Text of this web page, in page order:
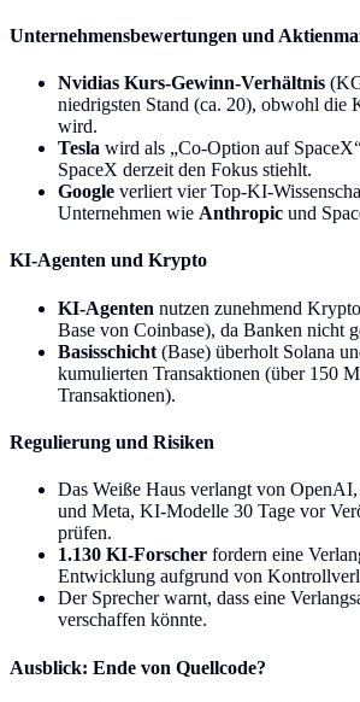
Unternehmensbewertungen und
Nvidias Kurs-Gewinn-Verhältnis
niedrigsten Stand (ca. 20), obwohl die
wird.
Tesla wird als „Co-Option auf
SpaceX derzeit den Fokus stiehlt.
Google verliert vier Top-KI-
Unternehmen wie Anthropic und
KI-Agenten und Krypto
KI-Agenten nutzen zunehmend
Base von Coinbase), da Banken nicht
Basisschicht (Base) überholt Solana
kumulierten Transaktionen (über 150
Transaktionen).
Regulierung und Risiken
Das Weiße Haus verlangt von
und Meta, KI-Modelle 30 Tage vor
prüfen.
1.130 KI-Forscher fordern eine
Entwicklung aufgrund von
Der Sprecher warnt, dass eine
verschaffen könnte.
Ausblick: Ende von Quellcode?